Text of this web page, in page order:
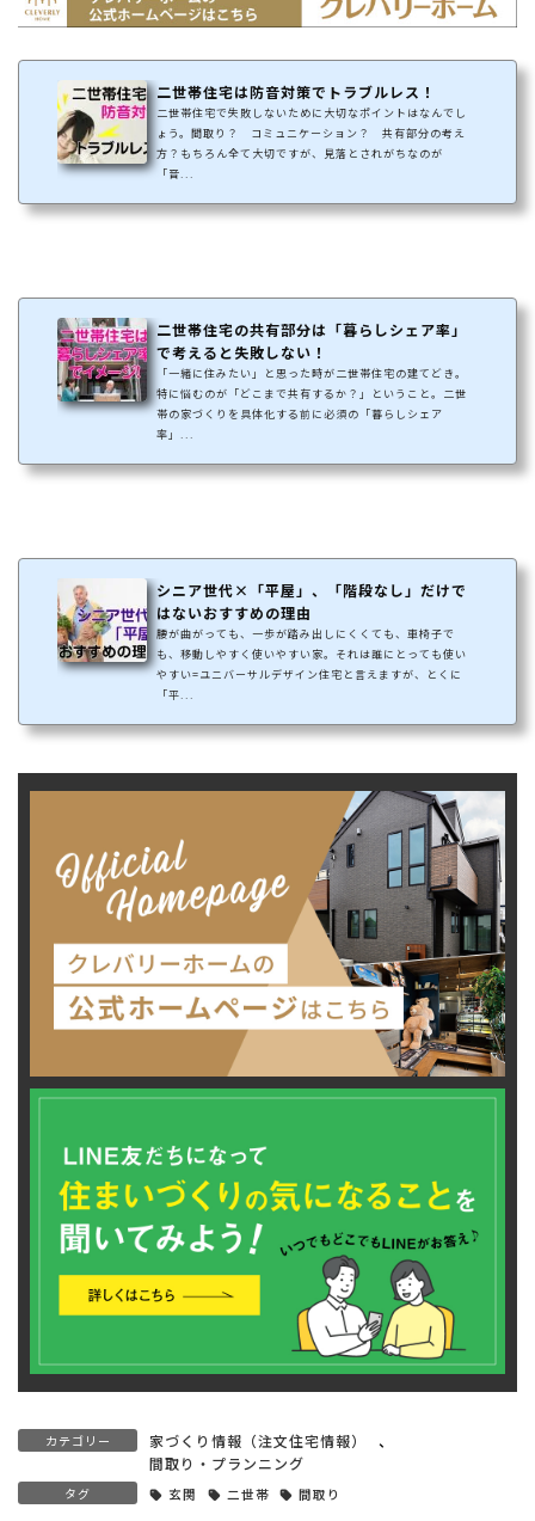
二世帯住宅は防音対策でトラブルレス！
二世帯住宅で失敗しないために大切なポイントはなんでし
ょう。間取り？ コミュニケーション？ 共有部分の考え
方？もちろん全て大切ですが、見落とされがちなのが
「音...
二世帯住宅の共有部分は「暮らしシェア率」
で考えると失敗しない！
「一緒に住みたい」と思った時が二世帯住宅の建てどき。
特に悩むのが「どこまで共有するか？」ということ。二世
帯の家づくりを具体化する前に必須の「暮らしシェア
率」...
シニア世代×「平屋」、「階段なし」だけで
はないおすすめの理由
腰が曲がっても、一歩が踏み出しにくくても、車椅子で
も、移動しやすく使いやすい家。それは誰にとっても使い
やすい=ユニバーサルデザイン住宅と言えますが、とくに
「平...
カテゴリー 家づくり情報（注文住宅情報）
、
間取り・プランニング
タグ 玄関 二世帯 間取り